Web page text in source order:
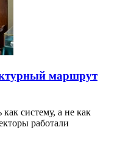
маршрут
систему, а не как
работали